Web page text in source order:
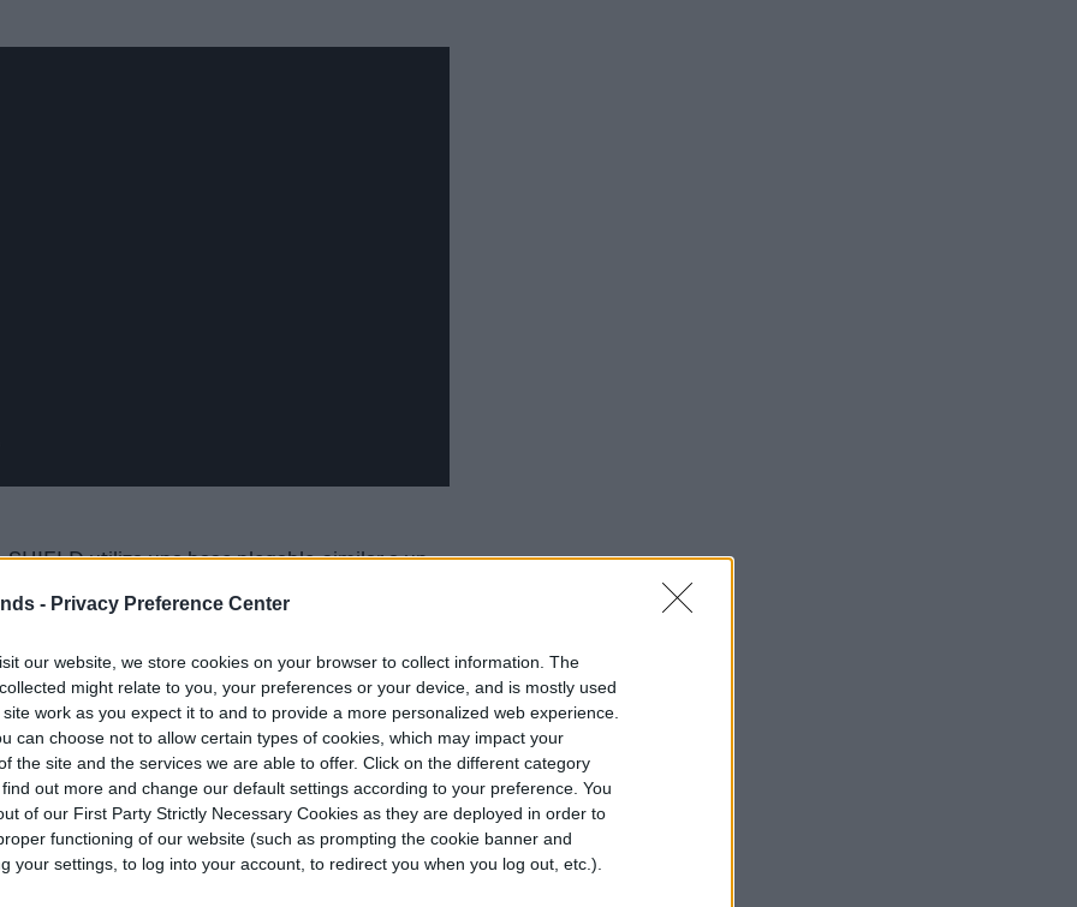
- Privacy Preference Center
our website, we store cookies on your browser to collect information. The
might relate to you, your preferences or your device, and is mostly used
work as you expect it to and to provide a more personalized web experience.
can choose not to allow certain types of cookies, which may impact your
the site and the services we are able to offer. Click on the different category
out more and change our default settings according to your preference. You
of our First Party Strictly Necessary Cookies as they are deployed in order to
functioning of our website (such as prompting the cookie banner and
your settings, to log into your account, to redirect you when you log out, etc.).
utiliza una base plegable, similar a un
un aterrizaje forzoso.
velocidad hacia el suelo desde la cima de
metros de altura). Para probar completamente
en una placa de acero para garantizar que el
experimentaría en Marte.
recibe un fuerte golpe, arrugándose
mph (177 kph). Pero para deleite del equipo,
incluía un teléfono inteligente,